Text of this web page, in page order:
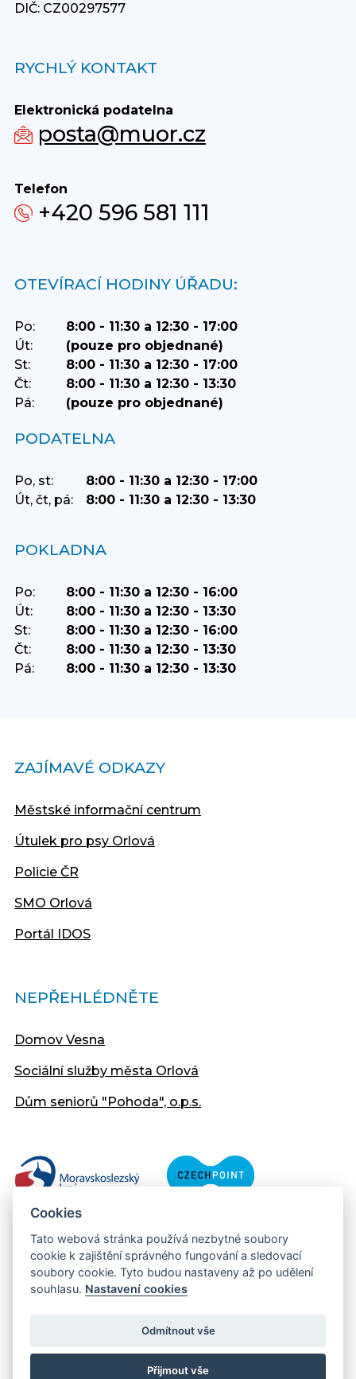
DIČ: CZ00297577
RYCHLÝ KONTAKT
Elektronická podatelna
posta@muor.cz
Telefon
+420 596 581 111
OTEVÍRACÍ HODINY ÚŘADU:
Po:
8:00 - 11:30 a 12:30 - 17:00
Út:
(pouze pro objednané)
St:
8:00 - 11:30 a 12:30 - 17:00
Čt:
8:00 - 11:30 a 12:30 - 13:30
Pá:
(pouze pro objednané)
PODATELNA
Po, st:
8:00 - 11:30 a 12:30 - 17:00
Út, čt, pá:
8:00 - 11:30 a 12:30 - 13:30
POKLADNA
Po:
8:00 - 11:30 a 12:30 - 16:00
Út:
8:00 - 11:30 a 12:30 - 13:30
St:
8:00 - 11:30 a 12:30 - 16:00
Čt:
8:00 - 11:30 a 12:30 - 13:30
Pá:
8:00 - 11:30 a 12:30 - 13:30
ZAJÍMAVÉ ODKAZY
Městské informační centrum
Útulek pro psy Orlová
Policie ČR
SMO Orlová
Portál IDOS
NEPŘEHLÉDNĚTE
Domov Vesna
Sociální služby města Orlová
Dům seniorů "Pohoda", o.p.s.
Copyright © 2013 - 2026 Městský úřad Orlová
Cookies
Tato webová stránka používá nezbytné soubory
cookie k zajištění správného fungování a sledovací
soubory cookie. Tyto budou nastaveny až po udělení
souhlasu. Nastavení cookies
Odmítnout vše
Přijmout vše